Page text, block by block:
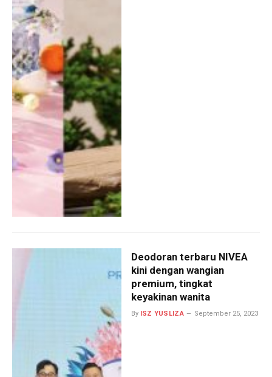
Deodoran terbaru NIVEA
kini dengan wangian
premium, tingkat
keyakinan wanita
By ISZ YUSLIZA September 25, 2023